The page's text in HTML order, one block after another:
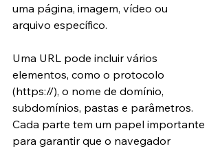
uma página, imagem, vídeo ou
arquivo específico.
Uma URL pode incluir vários
elementos, como o protocolo
(https://), o nome de domínio,
subdomínios, pastas e parâmetros.
Cada parte tem um papel importante
para garantir que o navegador